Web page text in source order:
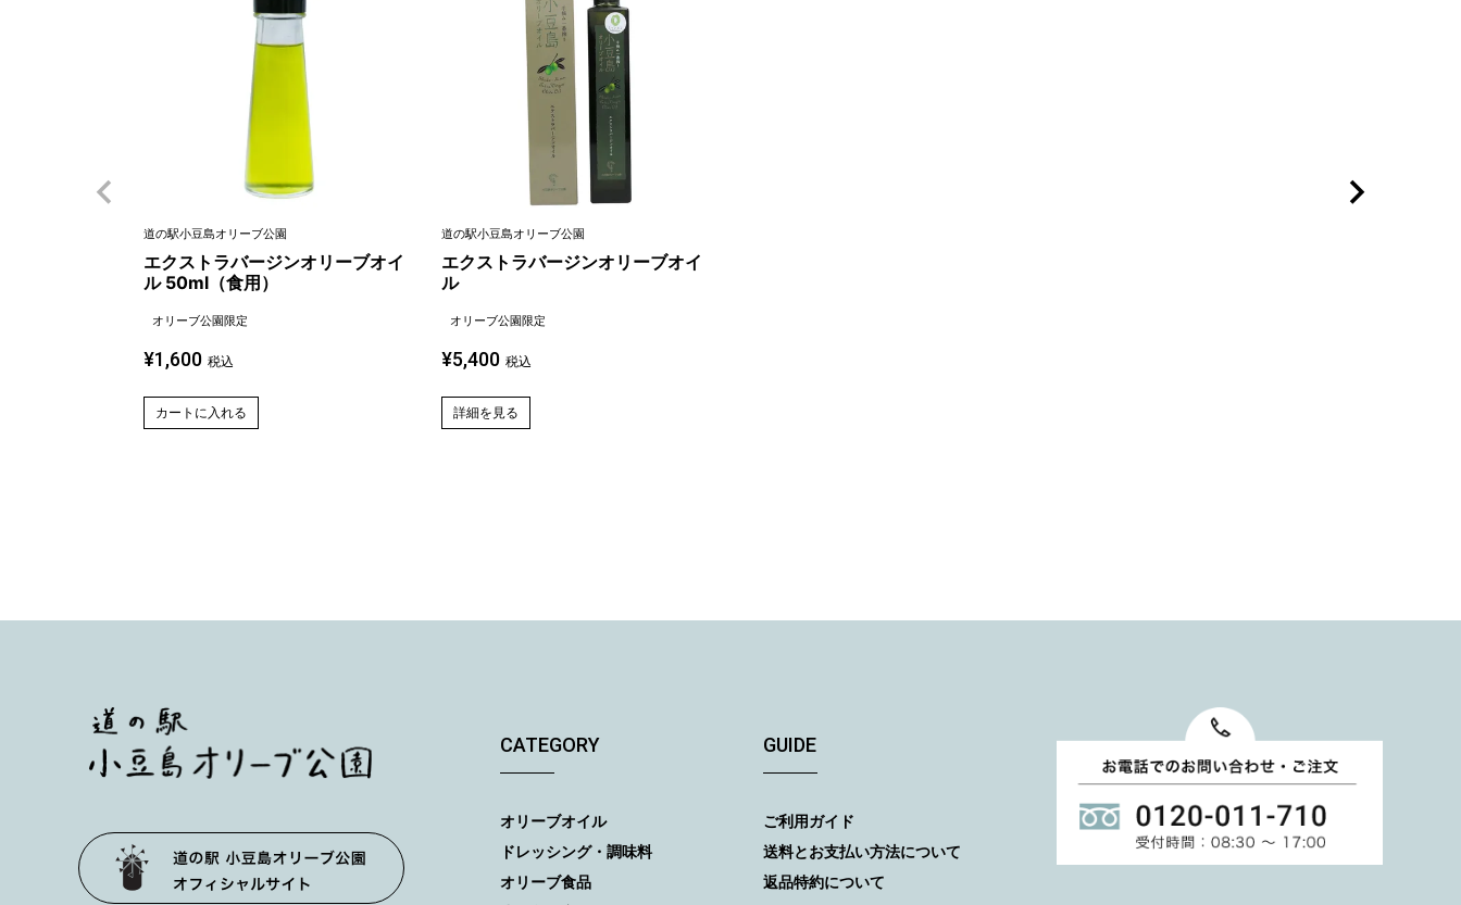
道の駅小豆島オリーブ公園
エクストラバージンオリーブオイ
ル 50ml（食用）
オリーブ公園限定
¥1,600 税込
カートに入れる
道の駅小豆島オリーブ公園
エクストラバージンオリーブオイ
ル
オリーブ公園限定
¥5,400 税込
詳細を見る
CATEGORY
オリーブオイル
ドレッシング・調味料
オリーブ食品
GUIDE
ご利用ガイド
送料とお支払い方法について
返品特約について